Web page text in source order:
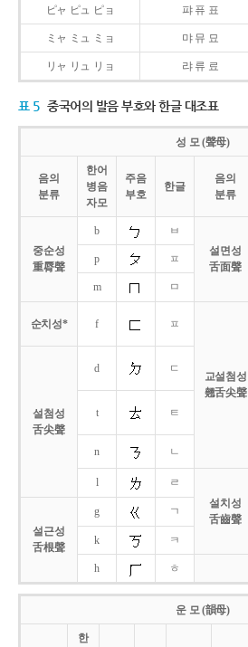
ピャ ピュ ピョ 퍄 퓨 표
ミャ ミュ ミョ 먀 뮤 묘
リャ リュ リョ 랴 류 료
표 5 중국어의 발음 부호와 한글 대조표
성 모 (聲母)
음의
분류
한어
병음
자모
주음
부호
한글
음의
분류
중순성
重脣聲
b
ㅂ
설면성
舌面聲
p ㅍ
m ㅁ
순치성* f ㅍ
교설첨성
翹舌尖聲
설첨성
舌尖聲
d ㄷ
t ㅌ
n ㄴ
l
ㄹ
설치성
舌齒聲
설근성
舌根聲
g ㄱ
k ㅋ
h ㅎ
운 모 (韻母)
한